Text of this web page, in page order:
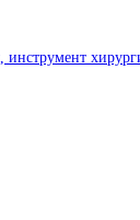
инструмент